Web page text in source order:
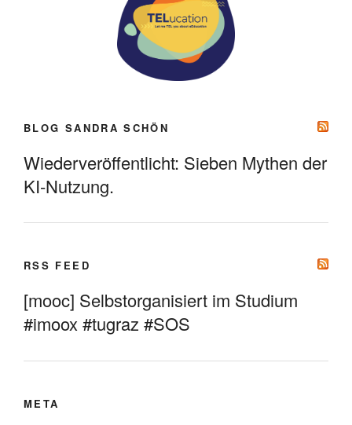
BLOG SANDRA SCHÖN
Wiederveröffentlicht: Sieben Mythen der
KI-Nutzung.
RSS FEED
[mooc] Selbstorganisiert im Studium
#imoox #tugraz #SOS
META